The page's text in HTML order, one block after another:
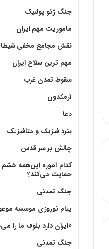
جنگ ژئو پولتیک
ماموریت مهم ایران
نقش مجامع مخفی
مهم ترین سلاح ایران
سقوط تمدن غرب
آرمگدون
دعا
بنرد فیزیک و متافیزیک
چالش بر سر قدس
کدام آموزه این‌همه خشم
حمایت می‌کند؟
جنگ تمدنی
پیام نوروزی موسسه
«ایران دارد بلوف ما را
جنگ تمدنی